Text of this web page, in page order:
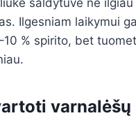
šaldytuve ne ilgiau
Ilgesniam laikymui
% spirito, bet
varnalėšų